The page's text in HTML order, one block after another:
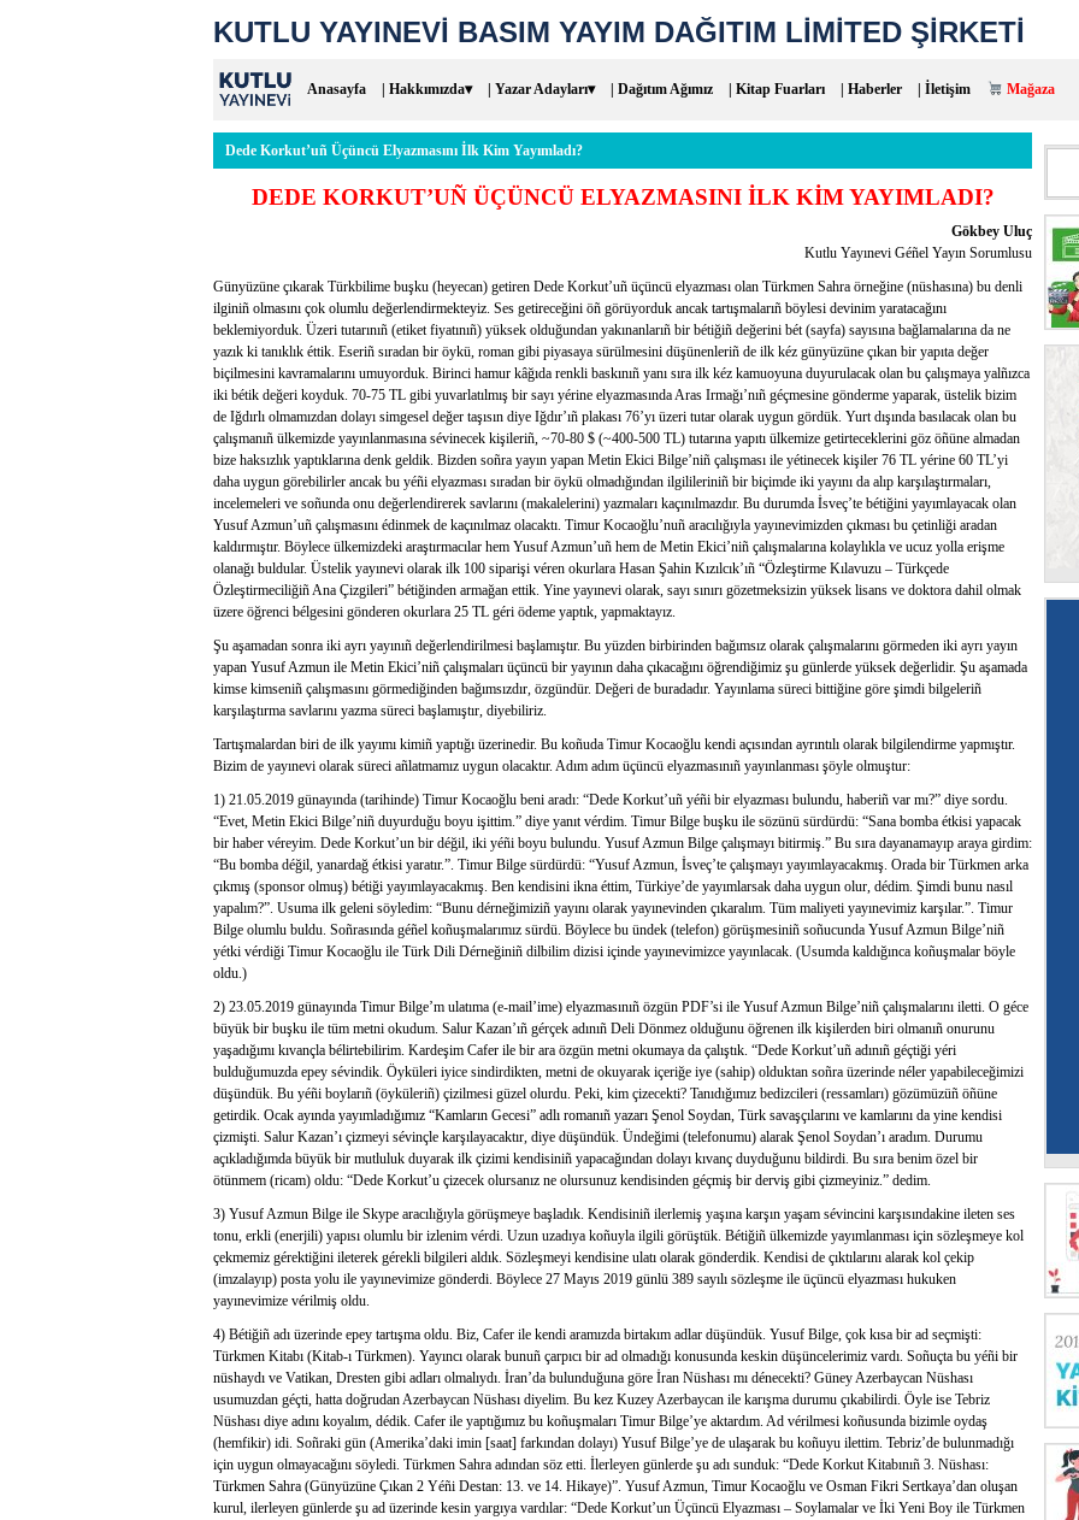
KUTLU YAYINEVİ BASIM YAYIM DAĞITIM LİMİTED ŞİRKETİ
Anasayfa | Hakkımızda▾ | Yazar Adayları▾ | Dağıtım Ağımız | Kitap Fuarları | Haberler | İletişim Mağaza
Dede Korkut’uñ Üçüncü Elyazmasını İlk Kim Yayımladı?
DEDE KORKUT’UÑ ÜÇÜNCÜ ELYAZMASINI İLK KİM YAYIMLADI?
Gökbey Uluç
Kutlu Yayınevi Géñel Yayın Sorumlusu
Günyüzüne çıkarak Türkbilime buşku (heyecan) getiren Dede Korkut’uñ üçüncü elyazması olan Türkmen Sahra örneğine (nüshasına) bu denli
ilginiñ olmasını çok olumlu değerlendirmekteyiz. Ses getireceğini öñ görüyorduk ancak tartışmalarıñ böylesi devinim yaratacağını
beklemiyorduk. Üzeri tutarınıñ (etiket fiyatınıñ) yüksek olduğundan yakınanlarıñ bir bétiğiñ değerini bét (sayfa) sayısına bağlamalarına da ne
yazık ki tanıklık éttik. Eseriñ sıradan bir öykü, roman gibi piyasaya sürülmesini düşünenleriñ de ilk kéz günyüzüne çıkan bir yapıta değer
biçilmesini kavramalarını umuyorduk. Birinci hamur kâğıda renkli baskınıñ yanı sıra ilk kéz kamuoyuna duyurulacak olan bu çalışmaya yalñızca
iki bétik değeri koyduk. 70-75 TL gibi yuvarlatılmış bir sayı yérine elyazmasında Aras Irmağı’nıñ géçmesine gönderme yaparak, üstelik bizim
de Iğdırlı olmamızdan dolayı simgesel değer taşısın diye Iğdır’ıñ plakası 76’yı üzeri tutar olarak uygun gördük. Yurt dışında basılacak olan bu
çalışmanıñ ülkemizde yayınlanmasına sévinecek kişileriñ, ~70-80 $ (~400-500 TL) tutarına yapıtı ülkemize getirteceklerini göz öñüne almadan
bize haksızlık yaptıklarına denk geldik. Bizden soñra yayın yapan Metin Ekici Bilge’niñ çalışması ile yétinecek kişiler 76 TL yérine 60 TL’yi
daha uygun görebilirler ancak bu yéñi elyazması sıradan bir öykü olmadığından ilgilileriniñ bir biçimde iki yayını da alıp karşılaştırmaları,
incelemeleri ve soñunda onu değerlendirerek savlarını (makalelerini) yazmaları kaçınılmazdır. Bu durumda İsveç’te bétiğini yayımlayacak olan
Yusuf Azmun’uñ çalışmasını édinmek de kaçınılmaz olacaktı. Timur Kocaoğlu’nuñ aracılığıyla yayınevimizden çıkması bu çetinliği aradan
kaldırmıştır. Böylece ülkemizdeki araştırmacılar hem Yusuf Azmun’uñ hem de Metin Ekici’niñ çalışmalarına kolaylıkla ve ucuz yolla erişme
olanağı buldular. Üstelik yayınevi olarak ilk 100 siparişi véren okurlara Hasan Şahin Kızılcık’ıñ “Özleştirme Kılavuzu – Türkçede
Özleştirmeciliğiñ Ana Çizgileri” bétiğinden armağan ettik. Yine yayınevi olarak, sayı sınırı gözetmeksizin yüksek lisans ve doktora dahil olmak
üzere öğrenci bélgesini gönderen okurlara 25 TL géri ödeme yaptık, yapmaktayız.
Şu aşamadan sonra iki ayrı yayınıñ değerlendirilmesi başlamıştır. Bu yüzden birbirinden bağımsız olarak çalışmalarını görmeden iki ayrı yayın
yapan Yusuf Azmun ile Metin Ekici’niñ çalışmaları üçüncü bir yayının daha çıkacağını öğrendiğimiz şu günlerde yüksek değerlidir. Şu aşamada
kimse kimseniñ çalışmasını görmediğinden bağımsızdır, özgündür. Değeri de buradadır. Yayınlama süreci bittiğine göre şimdi bilgeleriñ
karşılaştırma savlarını yazma süreci başlamıştır, diyebiliriz.
Tartışmalardan biri de ilk yayımı kimiñ yaptığı üzerinedir. Bu koñuda Timur Kocaoğlu kendi açısından ayrıntılı olarak bilgilendirme yapmıştır.
Bizim de yayınevi olarak süreci añlatmamız uygun olacaktır. Adım adım üçüncü elyazmasınıñ yayınlanması şöyle olmuştur:
1) 21.05.2019 günayında (tarihinde) Timur Kocaoğlu beni aradı: “Dede Korkut’uñ yéñi bir elyazması bulundu, haberiñ var mı?” diye sordu.
“Evet, Metin Ekici Bilge’niñ duyurduğu boyu işittim.” diye yanıt vérdim. Timur Bilge buşku ile sözünü sürdürdü: “Sana bomba étkisi yapacak
bir haber véreyim. Dede Korkut’un bir déğil, iki yéñi boyu bulundu. Yusuf Azmun Bilge çalışmayı bitirmiş.” Bu sıra dayanamayıp araya girdim:
“Bu bomba déğil, yanardağ étkisi yaratır.”. Timur Bilge sürdürdü: “Yusuf Azmun, İsveç’te çalışmayı yayımlayacakmış. Orada bir Türkmen arka
çıkmış (sponsor olmuş) bétiği yayımlayacakmış. Ben kendisini ikna éttim, Türkiye’de yayımlarsak daha uygun olur, dédim. Şimdi bunu nasıl
yapalım?”. Usuma ilk geleni söyledim: “Bunu dérneğimiziñ yayını olarak yayınevinden çıkaralım. Tüm maliyeti yayınevimiz karşılar.”. Timur
Bilge olumlu buldu. Soñrasında géñel koñuşmalarımız sürdü. Böylece bu ündek (telefon) görüşmesiniñ soñucunda Yusuf Azmun Bilge’niñ
yétki vérdiği Timur Kocaoğlu ile Türk Dili Dérneğiniñ dilbilim dizisi içinde yayınevimizce yayınlacak. (Usumda kaldığınca koñuşmalar böyle
oldu.)
2) 23.05.2019 günayında Timur Bilge’m ulatıma (e-mail’ime) elyazmasınıñ özgün PDF’si ile Yusuf Azmun Bilge’niñ çalışmalarını iletti. O géce
büyük bir buşku ile tüm metni okudum. Salur Kazan’ıñ gérçek adınıñ Deli Dönmez olduğunu öğrenen ilk kişilerden biri olmanıñ onurunu
yaşadığımı kıvançla bélirtebilirim. Kardeşim Cafer ile bir ara özgün metni okumaya da çalıştık. “Dede Korkut’uñ adınıñ géçtiği yéri
bulduğumuzda epey sévindik. Öyküleri iyice sindirdikten, metni de okuyarak içeriğe iye (sahip) olduktan soñra üzerinde néler yapabileceğimizi
düşündük. Bu yéñi boylarıñ (öyküleriñ) çizilmesi güzel olurdu. Peki, kim çizecekti? Tanıdığımız bedizcileri (ressamları) gözümüzüñ öñüne
getirdik. Ocak ayında yayımladığımız “Kamların Gecesi” adlı romanıñ yazarı Şenol Soydan, Türk savaşçılarını ve kamlarını da yine kendisi
çizmişti. Salur Kazan’ı çizmeyi sévinçle karşılayacaktır, diye düşündük. Ündeğimi (telefonumu) alarak Şenol Soydan’ı aradım. Durumu
açıkladığımda büyük bir mutluluk duyarak ilk çizimi kendisiniñ yapacağından dolayı kıvanç duyduğunu bildirdi. Bu sıra benim özel bir
ötünmem (ricam) oldu: “Dede Korkut’u çizecek olursanız ne olursunuz kendisinden géçmiş bir derviş gibi çizmeyiniz.” dedim.
3) Yusuf Azmun Bilge ile Skype aracılığıyla görüşmeye başladık. Kendisiniñ ilerlemiş yaşına karşın yaşam sévincini karşısındakine ileten ses
tonu, erkli (enerjili) yapısı olumlu bir izlenim vérdi. Uzun uzadıya koñuyla ilgili görüştük. Bétiğiñ ülkemizde yayımlanması için sözleşmeye kol
çekmemiz gérektiğini ileterek gérekli bilgileri aldık. Sözleşmeyi kendisine ulatı olarak gönderdik. Kendisi de çıktılarını alarak kol çekip
(imzalayıp) posta yolu ile yayınevimize gönderdi. Böylece 27 Mayıs 2019 günlü 389 sayılı sözleşme ile üçüncü elyazması hukuken
yayınevimize vérilmiş oldu.
4) Bétiğiñ adı üzerinde epey tartışma oldu. Biz, Cafer ile kendi aramızda birtakım adlar düşündük. Yusuf Bilge, çok kısa bir ad seçmişti:
Türkmen Kitabı (Kitab-ı Türkmen). Yayıncı olarak bunuñ çarpıcı bir ad olmadığı konusunda keskin düşüncelerimiz vardı. Soñuçta bu yéñi bir
nüshaydı ve Vatikan, Dresten gibi adları olmalıydı. İran’da bulunduğuna göre İran Nüshası mı dénecekti? Güney Azerbaycan Nüshası
usumuzdan géçti, hatta doğrudan Azerbaycan Nüshası diyelim. Bu kez Kuzey Azerbaycan ile karışma durumu çıkabilirdi. Öyle ise Tebriz
Nüshası diye adını koyalım, dédik. Cafer ile yaptığımız bu koñuşmaları Timur Bilge’ye aktardım. Ad vérilmesi koñusunda bizimle oydaş
(hemfikir) idi. Soñraki gün (Amerika’daki imin [saat] farkından dolayı) Yusuf Bilge’ye de ulaşarak bu koñuyu ilettim. Tebriz’de bulunmadığı
için uygun olmayacağını söyledi. Türkmen Sahra adından söz etti. İlerleyen günlerde şu adı sunduk: “Dede Korkut Kitabınıñ 3. Nüshası:
Türkmen Sahra (Günyüzüne Çıkan 2 Yéñi Destan: 13. ve 14. Hikaye)”. Yusuf Azmun, Timur Kocaoğlu ve Osman Fikri Sertkaya’dan oluşan
kurul, ilerleyen günlerde şu ad üzerinde kesin yargıya vardılar: “Dede Korkut’un Üçüncü Elyazması – Soylamalar ve İki Yeni Boy ile Türkmen